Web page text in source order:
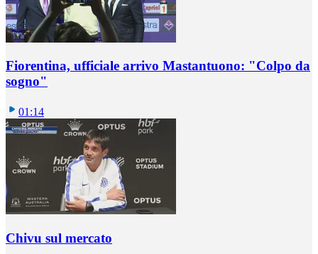
Fiorentina, ufficiale arrivo Mastantuono: "Colpo da
sogno"
01:14
Chivu sul mercato